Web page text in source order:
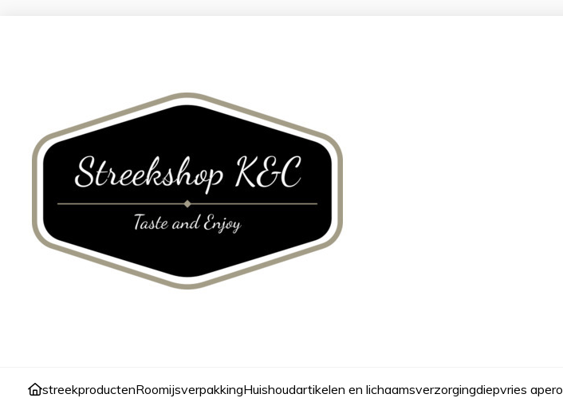
streekproductenRoomijsverpakkingHuishoudartikelen en lichaamsverzorgingdiepvries apero